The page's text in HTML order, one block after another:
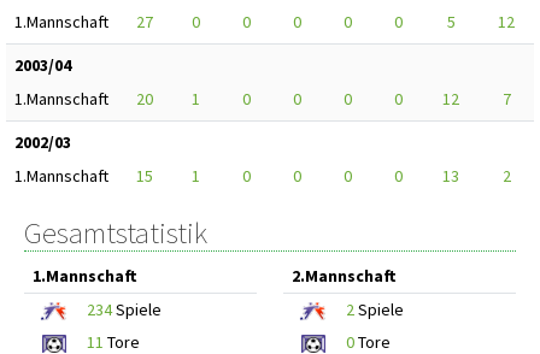
1.Mannschaft
27 0 0 0 0 0 5
12
2003/04
1.Mannschaft
20 1 0 0 0 0 12
7
2002/03
1.Mannschaft
15 1 0 0 0 0 13 2
Gesamtstatistik
1.Mannschaft
234Spiele
11 Tore
2.Mannschaft
2Spiele
0Tore